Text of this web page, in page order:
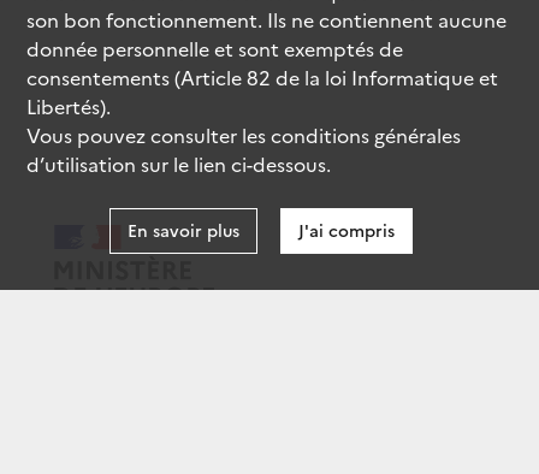
son bon fonctionnement. Ils ne contiennent aucune
donnée personnelle et sont exemptés de
consentements (Article 82 de la loi Informatique et
Libertés).
Vous pouvez consulter les conditions générales
d’utilisation sur le lien ci-dessous.
En savoir plus J'ai compris